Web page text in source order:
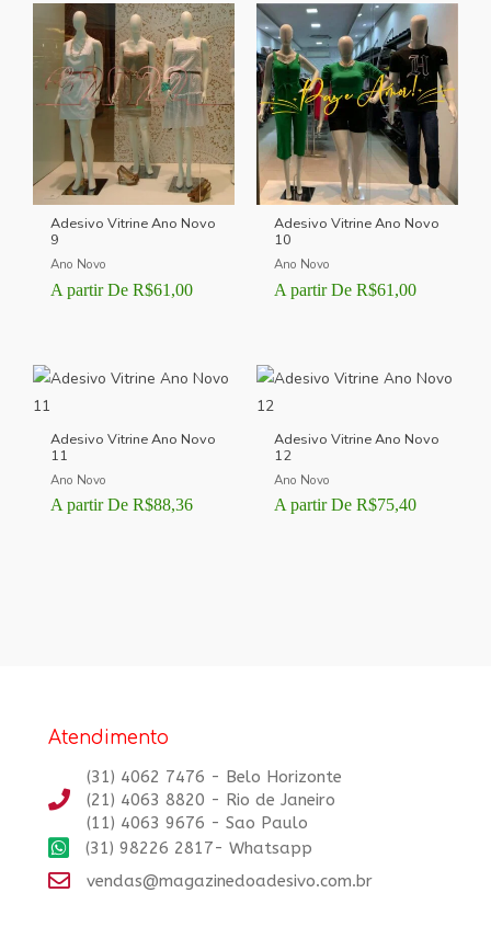
Adesivo Vitrine Ano Novo
9
Ano Novo
A partir De R$61,00
Adesivo Vitrine Ano Novo
10
Ano Novo
A partir De R$61,00
Adesivo Vitrine Ano Novo
11
Ano Novo
A partir De R$88,36
Adesivo Vitrine Ano Novo
12
Ano Novo
A partir De R$75,40
Atendimento
(31) 4062 7476 - Belo Horizonte
(21) 4063 8820 - Rio de Janeiro
(11) 4063 9676 - Sao Paulo
(31) 98226 2817- Whatsapp
vendas@magazinedoadesivo.com.br